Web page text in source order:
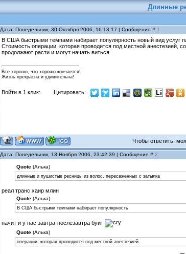
Длинные
Дата: Понедельник, 30 Октября 2006, 16:13:17 | Сообщение # 1
В США быстрыми темпами набирает популярность новый вид услуг
Стоимость операции, которая проводится под местной анестезией,
продолжают расти и могут начать виться
Все хорошо, что хорошо кончается!
Жизнь прекрасна и удивительна!
Войти в 1 клик: Цитировать:
Чтобы ответить,
Дата: Понедельник, 13 Ноября 2006, 23:42:39 | Сообщение # 2
Quote (Алька)
длинные и пушистые ресницы из волос, пересаженных с затылка
реал транс хаир млин
Quote (Алька)
В США быстрыми темпами набирает популярность
начит и у нас завтра-послезавтра буит
Quote (Алька)
операции, которая проводится под местной анестезией